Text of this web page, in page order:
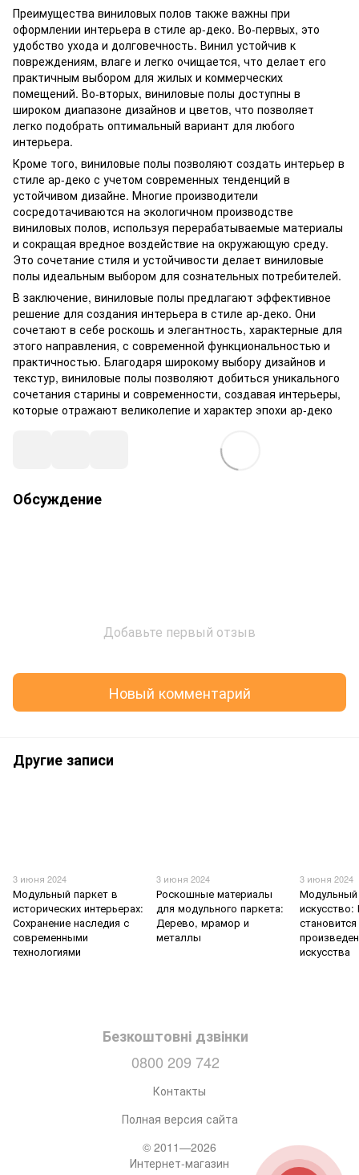
Преимущества виниловых полов также важны при
оформлении интерьера в стиле ар-деко. Во-первых, это
удобство ухода и долговечность. Винил устойчив к
повреждениям, влаге и легко очищается, что делает его
практичным выбором для жилых и коммерческих
помещений. Во-вторых, виниловые полы доступны в
широком диапазоне дизайнов и цветов, что позволяет
легко подобрать оптимальный вариант для любого
интерьера.
Кроме того, виниловые полы позволяют создать интерьер в
стиле ар-деко с учетом современных тенденций в
устойчивом дизайне. Многие производители
сосредотачиваются на экологичном производстве
виниловых полов, используя перерабатываемые материалы
и сокращая вредное воздействие на окружающую среду.
Это сочетание стиля и устойчивости делает виниловые
полы идеальным выбором для сознательных потребителей.
В заключение, виниловые полы предлагают эффективное
решение для создания интерьера в стиле ар-деко. Они
сочетают в себе роскошь и элегантность, характерные для
этого направления, с современной функциональностью и
практичностью. Благодаря широкому выбору дизайнов и
текстур, виниловые полы позволяют добиться уникального
сочетания старины и современности, создавая интерьеры,
которые отражают великолепие и характер эпохи ар-деко
Обсуждение
Добавьте первый отзыв
Новый комментарий
Другие записи
3 июня 2024
Модульный паркет в
исторических интерьерах:
Сохранение наследия с
современными
технологиями
3 июня 2024
Роскошные материалы
для модульного паркета:
Дерево, мрамор и
металлы
3 июня 2024
Модульный
становится
искусства
Безкоштовні дзвінки
0800 209 742
Контакты
Полная версия сайта
© 2011—2026
Интернет-магазин